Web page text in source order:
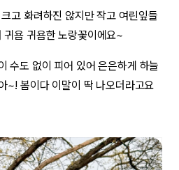
고 화려하진 않지만 작고 여린잎들
귀욤 귀욤한 노랑꽃이에요~
수도 없이 피어 있어 은은하게 하늘
~! 봄이다 이말이 딱 나오더라고요